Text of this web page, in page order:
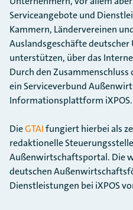
Serviceangebote und
Kammern, Ländervereinen
Auslandsgeschäfte
unterstützen, über das
Durch den
ein Serviceverbund
Informationsplattform iXPOS.
DieGTAIfungiert hierbei als
redaktionelle
Außenwirtschaftsportal. Die
deutschen
Dienstleistungen bei iXPOS